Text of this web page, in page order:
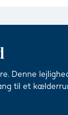
Denne
til et